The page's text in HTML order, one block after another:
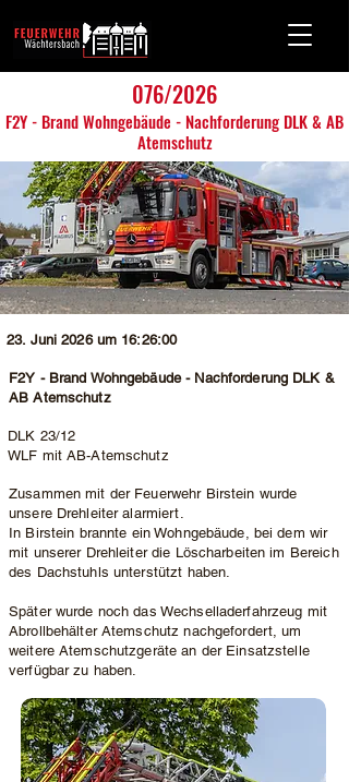
076/2026
F2Y - Brand Wohngebäude - Nachforderung DLK & AB
Atemschutz
23. Juni 2026 um 16:26:00
F2Y - Brand Wohngebäude - Nachforderung DLK &
AB Atemschutz
DLK 23/12
WLF mit AB-Atemschutz
Zusammen mit der Feuerwehr Birstein wurde
unsere Drehleiter alarmiert.
In Birstein brannte ein Wohngebäude, bei dem wir
mit unserer Drehleiter die Löscharbeiten im Bereich
des Dachstuhls unterstützt haben.
Später wurde noch das Wechselladerfahrzeug mit
Abrollbehälter Atemschutz nachgefordert, um
weitere Atemschutzgeräte an der Einsatzstelle
verfügbar zu haben.